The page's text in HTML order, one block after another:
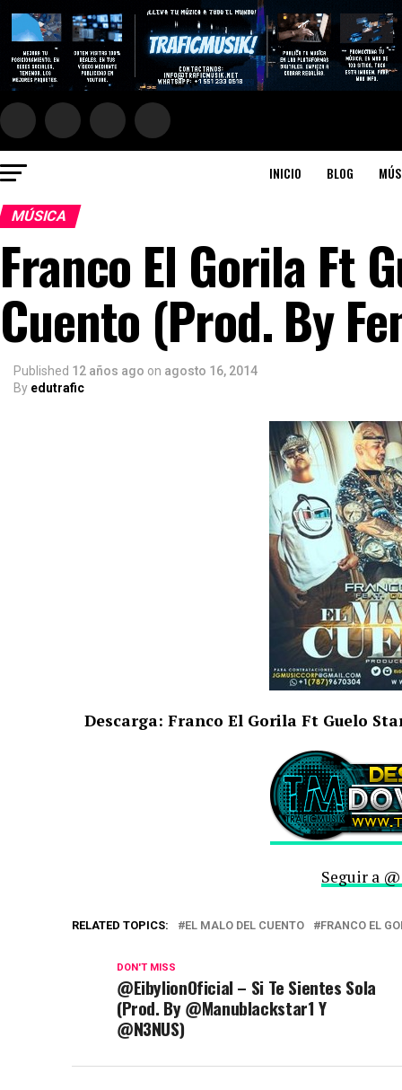
INICIO BLOG
MÚSICA
Franco El Gorila Ft
Cuento (Prod. By
Published 12 años ago on agosto 16, 2014
By edutrafic
Descarga: Franco El Gorila Ft Guelo
Seguir a
RELATED TOPICS: EL MALO DEL CUENTO FRANCO EL
DON'T MISS
@EibylionOficial – Si Te Sientes Sola
(Prod. By @Manublackstar1 Y
@N3NUS)